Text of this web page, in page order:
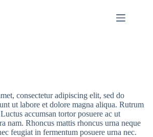
consectetur adipiscing elit, sed do
ut labore et dolore magna aliqua. Rutrum
accumsan tortor posuere ac ut
nam. Rhoncus mattis rhoncus urna neque
feugiat in fermentum posuere urna nec.